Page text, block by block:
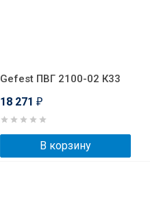
Gefest ПВГ 2100-02 К33
18 271 ₽
В корзину